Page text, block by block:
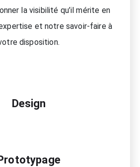
la visibilité qu’il mérite en
et notre savoir-faire à
disposition.
Design